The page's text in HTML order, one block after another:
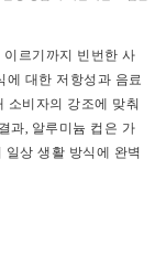
르기까지 빈번한 사
에 대한 저항성과 음료
소비자의 강조에 맞춰
과, 알루미늄 컵은 가
일상 생활 방식에 완벽